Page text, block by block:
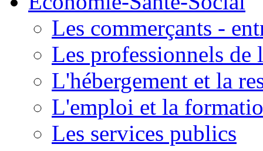
Les commerçants -
Les professionnels de
L'hébergement et la
L'emploi et la
Les services publics